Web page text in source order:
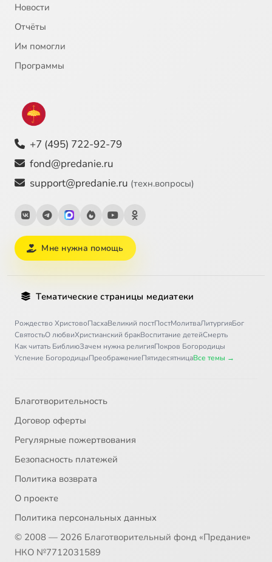
Новости
Отчёты
Им помогли
Программы
+7 (495) 722-92-79
fond@predanie.ru
support@predanie.ru (техн.вопросы)
Мне нужна помощь
Тематические страницы медиатеки
Рождество ХристовоПасхаВеликий постПостМолитваЛитургияБог
СвятостьО любвиХристианский бракВоспитание детейСмерть
Как читать БиблиюЗачем нужна религияПокров Богородицы
Успение БогородицыПреображениеПятидесятницаВсе темы →
Благотворительность
Договор оферты
Регулярные пожертвования
Безопасность платежей
Политика возврата
О проекте
Политика персональных данных
© 2008 — 2026 Благотворительный фонд «Предание»
НКО №7712031589